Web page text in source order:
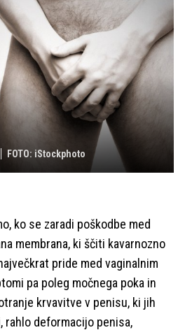
FOTO: iStockphoto
ko se zaradi poškodbe med
membrana, ki ščiti kavarnozno
pride med vaginalnim
pa poleg močnega poka in
krvavitve v penisu, ki jih
rahlo deformacijo penisa,